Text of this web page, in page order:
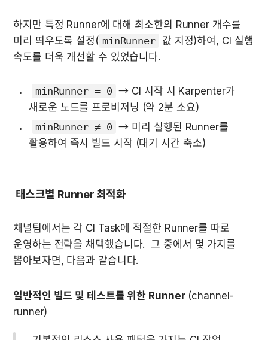
하지만 특정 Runner에 대해 최소한의 Runner 개수를
미리 띄우도록 설정( minRunner
값 지정)하여, CI 실행
minRunner = 0 → CI 시작 시 Karpenter가
minRunner ≠ 0 → 미리 실행된 Runner를
활용하여 즉시 빌드 시작 (대기 시간 축소)
채널팀에서는 각 CI Task에 적절한 Runner를 따로
운영하는 전략을 채택했습니다.  그 중에서 몇 가지를
뽑아보자면, 다음과 같습니다.
일반적인 빌드 및 테스트를 위한 Runner (channel-